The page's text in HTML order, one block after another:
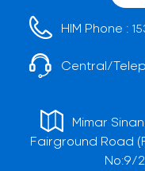
HIM Phone :
Central/
Mimar
Fairground Road
No:9/